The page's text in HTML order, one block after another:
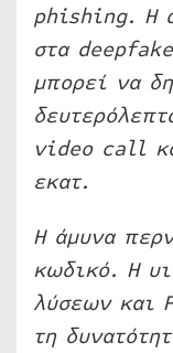
phishing. Η
στα
μπορεί να
video call
εκατ.
Η άμυνα
κωδικό. Η
λύσεων και
τη